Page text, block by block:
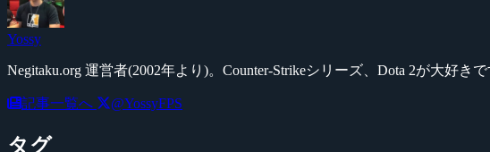
Yossy
Negitaku.org 運営者(2002年より)。Counter-Strikeシリーズ、Dota 2が大好
記事一覧へ @YossyFPS
タグ